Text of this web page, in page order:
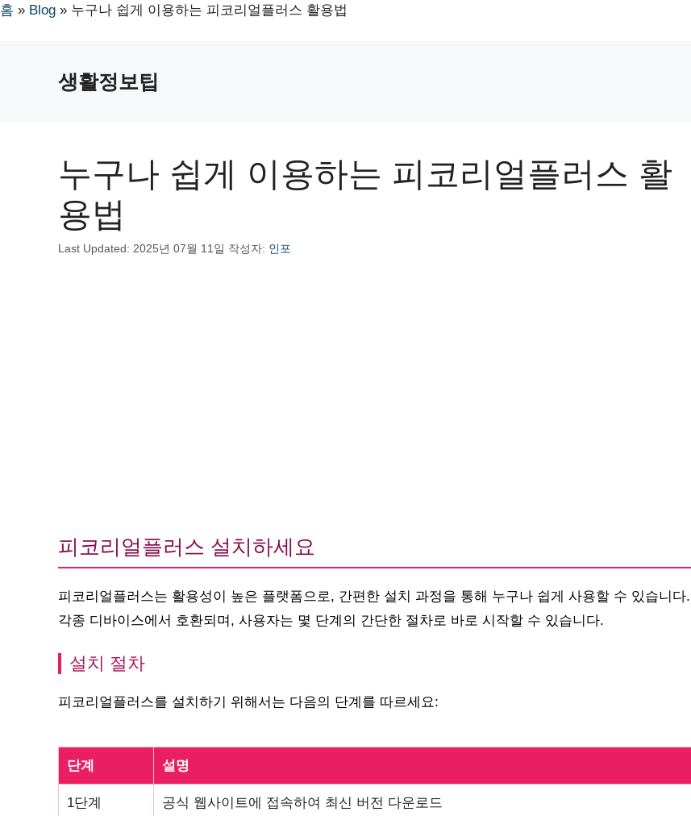
홈 » Blog » 누구나 쉽게 이용하는 피코리얼플러스 활용법
생활정보팁
누구나 쉽게 이용하는 피코리얼플러스 활
용법
Last Updated: 2025년 07월 11일 작성자: 인포
피코리얼플러스 설치하세요
피코리얼플러스는 활용성이 높은 플랫폼으로, 간편한 설치 과정을 통해 누구나 쉽게 사용할 수 있습니다.
각종 디바이스에서 호환되며, 사용자는 몇 단계의 간단한 절차로 바로 시작할 수 있습니다.
설치 절차
피코리얼플러스를 설치하기 위해서는 다음의 단계를 따르세요:
단계 설명
1단계 공식 웹사이트에 접속하여 최신 버전 다운로드